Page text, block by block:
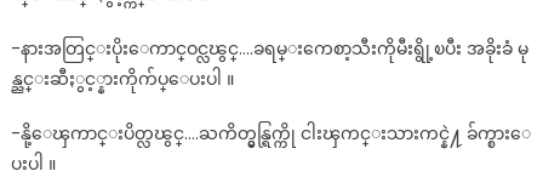
-နားအတြင္းပိုးေကာင္ဝင္လၽွင္….ခရမ္းကေစာ့သီးကိုမီးရွို့ၿပီး အခိုးခံ မု
န္ညင္းဆီႏွင့္နားကိုက်ပ္ေပးပါ ။
-နို့ေၾကာင္းပိတ္လၽွင္….ႀကိတ္မွန္ရြက္ကို ငါးၾကင္းသားကင္နဲ႔ ခ်က္စားေ
ပးပါ ။